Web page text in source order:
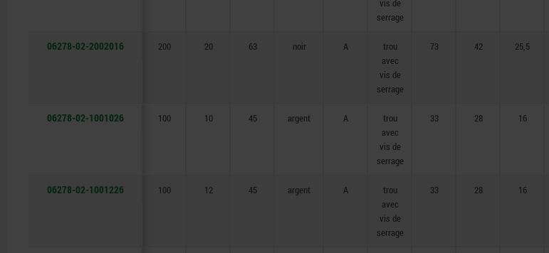
vis de
serrage
06278-02-2002016 200 20 63 noir A
trou
avec
vis de
serrage
73 42 25,5
06278-02-1001026 100 10 45 argent A
trou
avec
vis de
serrage
33 28 16
06278-02-1001226 100 12 45 argent A
trou
avec
vis de
serrage
33 28 16